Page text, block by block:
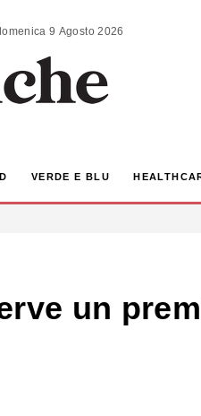
| COMMENTI | SCENARI - domenica 9 Agosto 2026
VERDE E BLU
un